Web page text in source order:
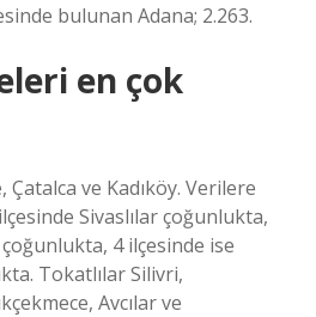
bulunan Adana; 2.263.
en çok
Çatalca ve Kadıköy. Verilere
Sivaslılar çoğunlukta,
4 ilçesinde ise
Tokatlılar Silivri,
Avcılar ve